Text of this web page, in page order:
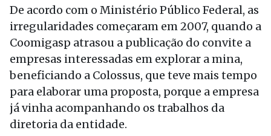
De acordo com o Ministério Público Federal, as
irregularidades começaram em 2007, quando a
Coomigasp atrasou a publicação do convite a
empresas interessadas em explorar a mina,
beneficiando a Colossus, que teve mais tempo
para elaborar uma proposta, porque a empresa
já vinha acompanhando os trabalhos da
diretoria da entidade.